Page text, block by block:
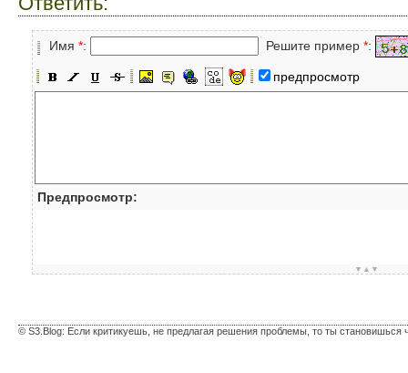
Имя *: Решите пример *:
предпросмотр
Предпросмотр:
▼▲▼
© S3.Blog: Если критикуешь, не предлагая решения проблемы, то ты становишься